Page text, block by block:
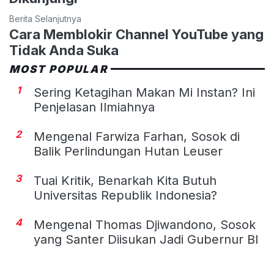
Berita Selanjutnya
Cara Memblokir Channel YouTube yang
Tidak Anda Suka
MOST POPULAR
1
Sering Ketagihan Makan Mi Instan? Ini
Penjelasan Ilmiahnya
2
Mengenal Farwiza Farhan, Sosok di
Balik Perlindungan Hutan Leuser
3
Tuai Kritik, Benarkah Kita Butuh
Universitas Republik Indonesia?
4
Mengenal Thomas Djiwandono, Sosok
yang Santer Diisukan Jadi Gubernur BI